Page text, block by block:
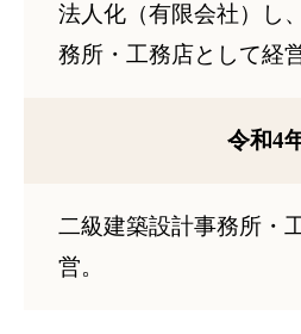
法人化（有限会社）し
務所・工務店として経営
令和4
二級建築設計事務所・
営。